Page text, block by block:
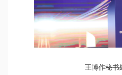
王博作秘书